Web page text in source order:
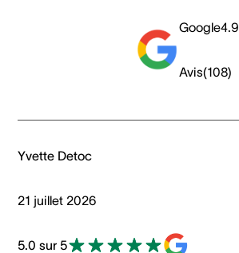
Google4.9
Avis(108)
Yvette Detoc
21 juillet 2026
5.0 sur 5